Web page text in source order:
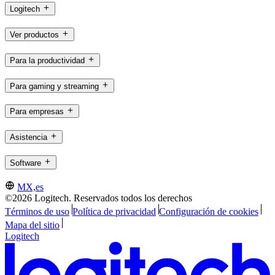
Logitech
Ver productos
Para la productividad
Para gaming y streaming
Para empresas
Asistencia
Software
MX,es
©2026 Logitech. Reservados todos los derechos
Términos de uso Política de privacidad Configuración de cookies
Mapa del sitio
Logitech